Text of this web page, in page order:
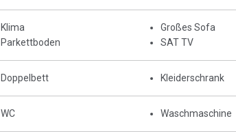
Klima
Parkettboden
Großes Sofa
SAT TV
Doppelbett Kleiderschrank
WC Waschmaschine